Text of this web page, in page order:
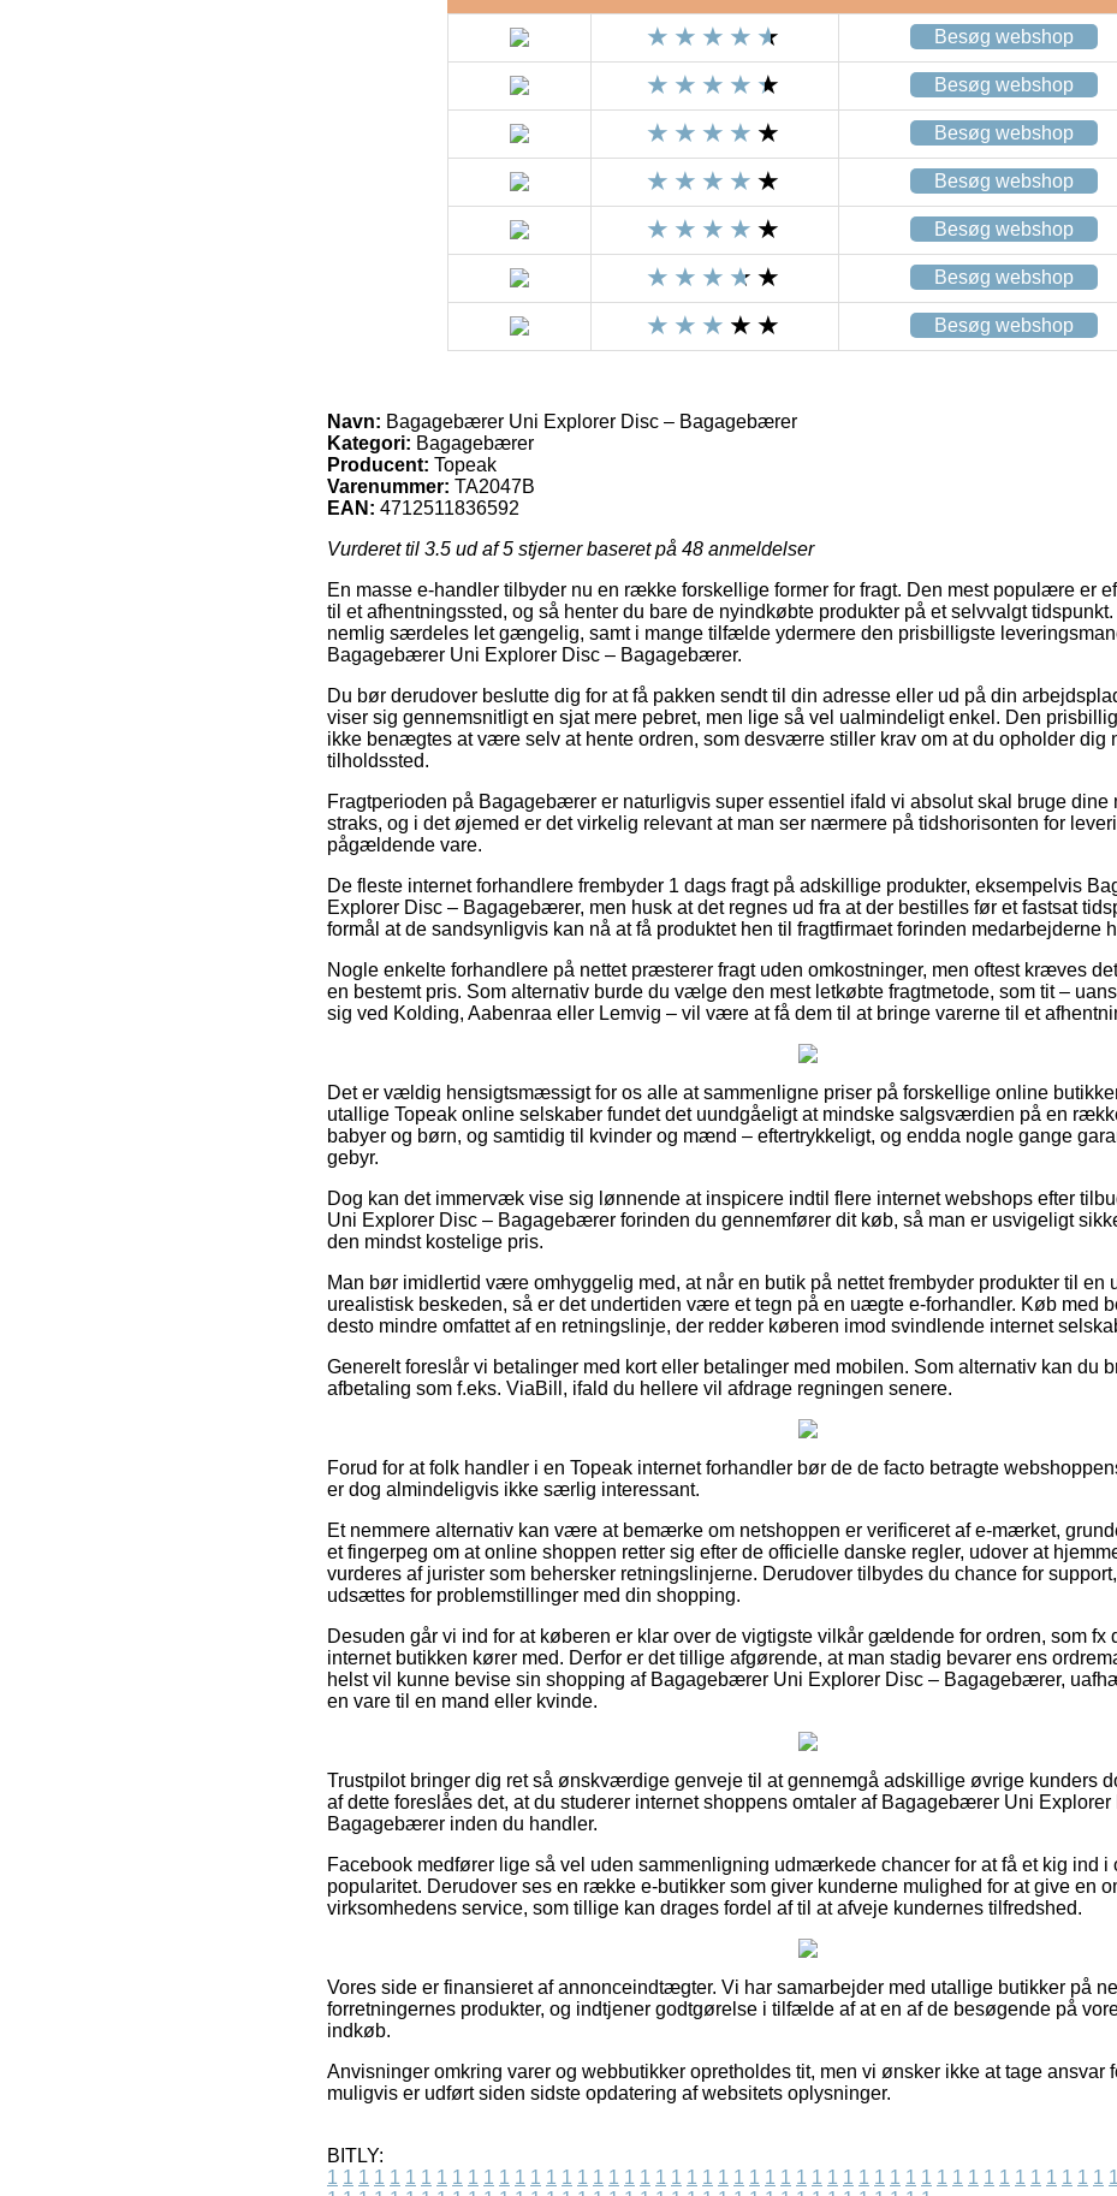
Besøg webshop
Besøg webshop
Besøg webshop
Besøg webshop
Besøg webshop
Besøg webshop
Besøg webshop
Navn: Bagagebærer Uni Explorer Disc – Bagagebærer
Kategori: Bagagebærer
Producent: Topeak
Varenummer: TA2047B
EAN: 4712511836592
Vurderet til 3.5 ud af 5 stjerner baseret på 48 anmeldelser
En masse e-handler tilbyder nu en række forskellige former for fragt. Den mest populære er
til et afhentningssted, og så henter du bare de nyindkøbte produkter på et selvvalgt
nemlig særdeles let gængelig, samt i mange tilfælde ydermere den prisbilligste
Bagagebærer Uni Explorer Disc – Bagagebærer.
Du bør derudover beslutte dig for at få pakken sendt til din adresse eller ud på din
viser sig gennemsnitligt en sjat mere pebret, men lige så vel ualmindeligt enkel. Den
ikke benægtes at være selv at hente ordren, som desværre stiller krav om at du opholder dig
tilholdssted.
Fragtperioden på Bagagebærer er naturligvis super essentiel ifald vi absolut skal bruge dine
straks, og i det øjemed er det virkelig relevant at man ser nærmere på tidshorisonten for
pågældende vare.
De fleste internet forhandlere frembyder 1 dags fragt på adskillige produkter, eksempelvis
Explorer Disc – Bagagebærer, men husk at det regnes ud fra at der bestilles før et fastsat
formål at de sandsynligvis kan nå at få produktet hen til fragtfirmaet forinden medarbejderne
Nogle enkelte forhandlere på nettet præsterer fragt uden omkostninger, men oftest kræves
en bestemt pris. Som alternativ burde du vælge den mest letkøbte fragtmetode, som tit –
sig ved Kolding, Aabenraa eller Lemvig – vil være at få dem til at bringe varerne til et
Det er vældig hensigtsmæssigt for os alle at sammenligne priser på forskellige online
utallige Topeak online selskaber fundet det uundgåeligt at mindske salgsværdien på en
babyer og børn, og samtidig til kvinder og mænd – eftertrykkeligt, og endda nogle gange
gebyr.
Dog kan det immervæk vise sig lønnende at inspicere indtil flere internet webshops efter
Uni Explorer Disc – Bagagebærer forinden du gennemfører dit køb, så man er usvigeligt
den mindst kostelige pris.
Man bør imidlertid være omhyggelig med, at når en butik på nettet frembyder produkter til en
urealistisk beskeden, så er det undertiden være et tegn på en uægte e-forhandler. Køb med
desto mindre omfattet af en retningslinje, der redder køberen imod svindlende internet
Generelt foreslår vi betalinger med kort eller betalinger med mobilen. Som alternativ kan du
afbetaling som f.eks. ViaBill, ifald du hellere vil afdrage regningen senere.
Forud for at folk handler i en Topeak internet forhandler bør de de facto betragte
er dog almindeligvis ikke særlig interessant.
Et nemmere alternativ kan være at bemærke om netshoppen er verificeret af e-mærket,
et fingerpeg om at online shoppen retter sig efter de officielle danske regler, udover at
vurderes af jurister som behersker retningslinjerne. Derudover tilbydes du chance for
udsættes for problemstillinger med din shopping.
Desuden går vi ind for at køberen er klar over de vigtigste vilkår gældende for ordren, som fx
internet butikken kører med. Derfor er det tillige afgørende, at man stadig bevarer ens
helst vil kunne bevise sin shopping af Bagagebærer Uni Explorer Disc – Bagagebærer,
en vare til en mand eller kvinde.
Trustpilot bringer dig ret så ønskværdige genveje til at gennemgå adskillige øvrige kunders
af dette foreslåes det, at du studerer internet shoppens omtaler af Bagagebærer Uni Explorer
Bagagebærer inden du handler.
Facebook medfører lige så vel uden sammenligning udmærkede chancer for at få et kig ind i
popularitet. Derudover ses en række e-butikker som giver kunderne mulighed for at give en
virksomhedens service, som tillige kan drages fordel af til at afveje kundernes tilfredshed.
Vores side er finansieret af annonceindtægter. Vi har samarbejder med utallige butikker på
forretningernes produkter, og indtjener godtgørelse i tilfælde af at en af de besøgende på
indkøb.
Anvisninger omkring varer og webbutikker opretholdes tit, men vi ønsker ikke at tage ansvar
muligvis er udført siden sidste opdatering af websitets oplysninger.
BITLY:
1 1 1 1 1 1 1 1 1 1 1 1 1 1 1 1 1 1 1 1 1 1 1 1 1 1 1 1 1 1 1 1 1 1 1 1 1 1 1 1 1 1 1 1 1 1 1 1 1 1 1